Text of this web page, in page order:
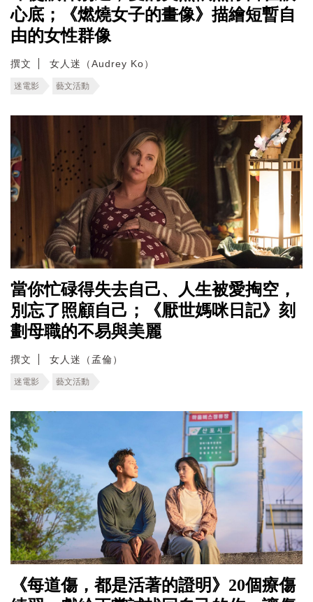
心底；《燃燒女子的畫像》描繪短暫自
由的女性群像
撰文 女人迷（Audrey Ko）
迷電影 藝文活動
當你忙碌得失去自己、人生被愛掏空，
別忘了照顧自己；《厭世媽咪日記》刻
劃母職的不易與美麗
撰文 女人迷（孟倫）
迷電影 藝文活動
《每道傷，都是活著的證明》20個療傷